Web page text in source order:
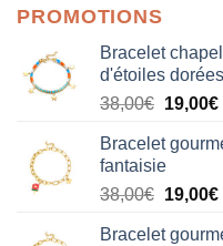
PROMOTIONS
Bracelet
d'étoiles dorées
38,00€ Le
initial
était :
38,00€.
19,00€
Bracelet
fantaisie
38,00€ Le
initial
19,00€
Bracelet